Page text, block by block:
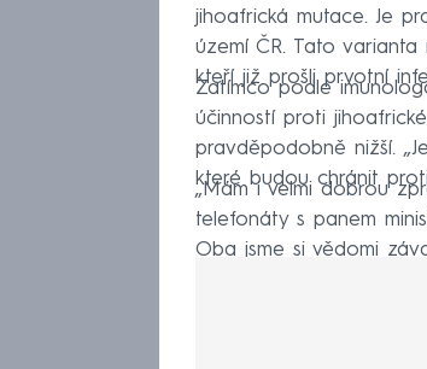
jihoafrická mutace. Je
území ČR. Tato
kteří již prošli prvotní
Zatímco podle
účinností proti
pravděpodobně nižší.
které budou chránit
„Mám i velmi dobrou
telefonáty s panem
Oba jsme si vědomi